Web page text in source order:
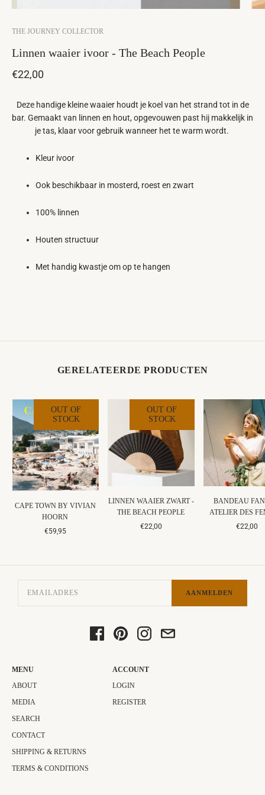
THE JOURNEY COLLECTOR
Linnen waaier ivoor - The Beach People
€22,00
Deze handige kleine waaier houdt je koel van het strand tot in de
bar. Gemaakt van linnen en hout, opgevouwen past hij makkelijk in
je tas, klaar voor gebruik wanneer het te warm wordt.
Kleur ivoor
Ook beschikbaar in mosterd, roest en zwart
100% linnen
Houten structuur
Met handig kwastje om op te hangen
GERELATEERDE PRODUCTEN
OUT OF
STOCK
CAPE TOWN BY VIVIAN
HOORN
€59,95
OUT OF
STOCK
LINNEN WAAIER ZWART -
THE BEACH PEOPLE
€22,00
BANDEAU
ATELIER DES
€22,00
AANMELDEN
MENU
ABOUT
MEDIA
SEARCH
CONTACT
SHIPPING & RETURNS
TERMS & CONDITIONS
ACCOUNT
LOGIN
REGISTER